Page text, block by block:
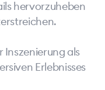
hervorzuheben
Inszenierung als
Erlebnisses